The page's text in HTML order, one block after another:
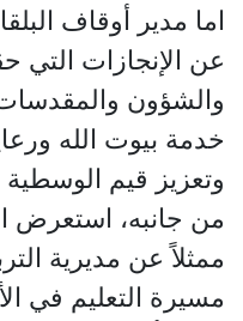
اما مدير أوقاف
عن الإنجازات التي
والشؤون
خدمة بيوت الله
وتعزيز قيم الوسطية
من جانبه، استعرض
ممثلاً عن مديرية
مسيرة التعليم في